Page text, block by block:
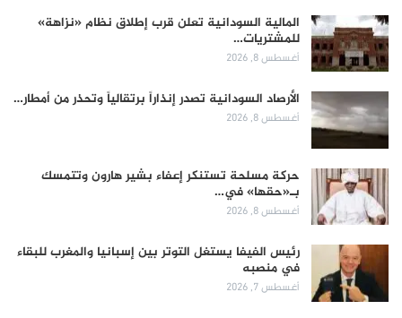
المالية السودانية تعلن قرب إطلاق نظام «نزاهة»
للمشتريات…
أغسطس 8, 2026
الأرصاد السودانية تصدر إنذاراً برتقالياً وتحذر من أمطار…
أغسطس 8, 2026
حركة مسلحة تستنكر إعفاء بشير هارون وتتمسك
بـ«حقها» في…
أغسطس 8, 2026
رئيس الفيفا يستغل التوتر بين إسبانيا والمغرب للبقاء
في منصبه
أغسطس 7, 2026